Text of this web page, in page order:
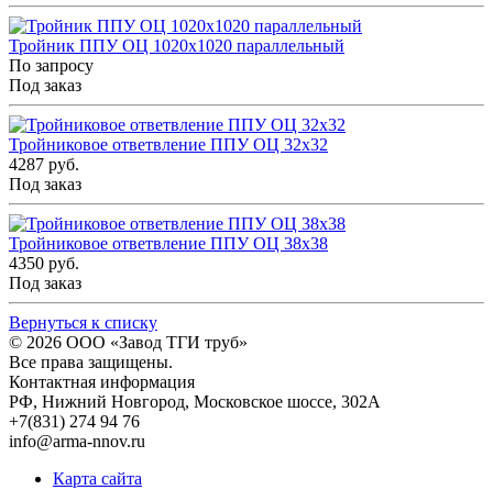
Тройник ППУ ОЦ 1020x1020 параллельный
По запросу
Под заказ
Тройниковое ответвление ППУ ОЦ 32x32
4287 руб.
Под заказ
Тройниковое ответвление ППУ ОЦ 38x38
4350 руб.
Под заказ
Вернуться к списку
© 2026 ООО «Завод ТГИ труб»
Все права защищены.
Контактная информация
РФ, Нижний Новгород, Московское шоссе, 302А
+7(831) 274 94 76
info@arma-nnov.ru
Карта сайта